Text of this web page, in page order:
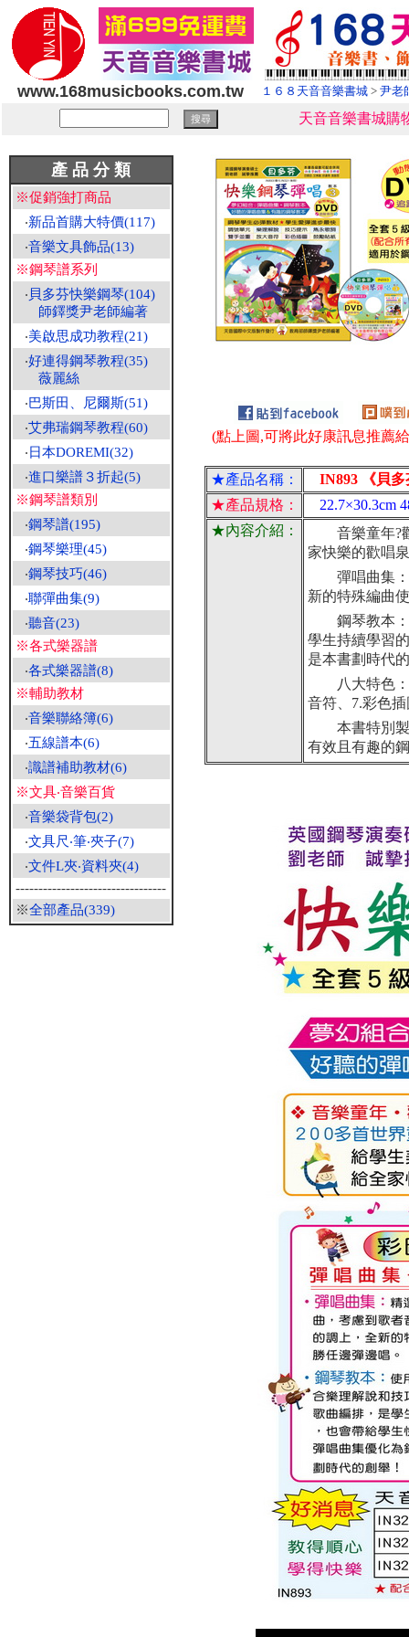
www.168musicbooks.com.tw １６８天音音樂書城 > 尹老
天音音樂書城購
產 品 分 類
※促銷強打商品
‧新品首購大特價(117)
‧音樂文具飾品(13)
※鋼琴譜系列
‧ 貝多芬快樂鋼琴(104)
師鐸獎尹老師編著
‧美啟思成功教程(21)
‧好連得鋼琴教程(35)
薇麗絲
‧巴斯田、尼爾斯(51)
‧艾弗瑞鋼琴教程(60)
‧ 日本DOREMI(32)
‧進口樂譜３折起(5)
※鋼琴譜類別
‧鋼琴譜(195)
‧鋼琴樂理(45)
‧鋼琴技巧(46)
‧聯彈曲集(9)
‧聽音(23)
※各式樂器譜
‧各式樂器譜(8)
※輔助教材
‧音樂聯絡簿(6)
‧五線譜本(6)
‧識譜補助教材(6)
※文具‧音樂百貨
‧音樂袋背包(2)
‧文具尺‧筆‧夾子(7)
‧文件L夾‧資料夾(4)
---------------------------------
※全部產品(339)
(點上圖,可將此好康訊息推薦
★產品名稱：
IN893 《貝多
★產品規格：
22.7×30.3cm
★內容介紹：
音樂童年?歡
家快樂的歡唱
彈唱曲集：
新的特殊編曲
鋼琴教本：
學生持續學習
是本書劃時代
八大特色：1.
音符、7.彩色
本書特別製
有效且有趣的